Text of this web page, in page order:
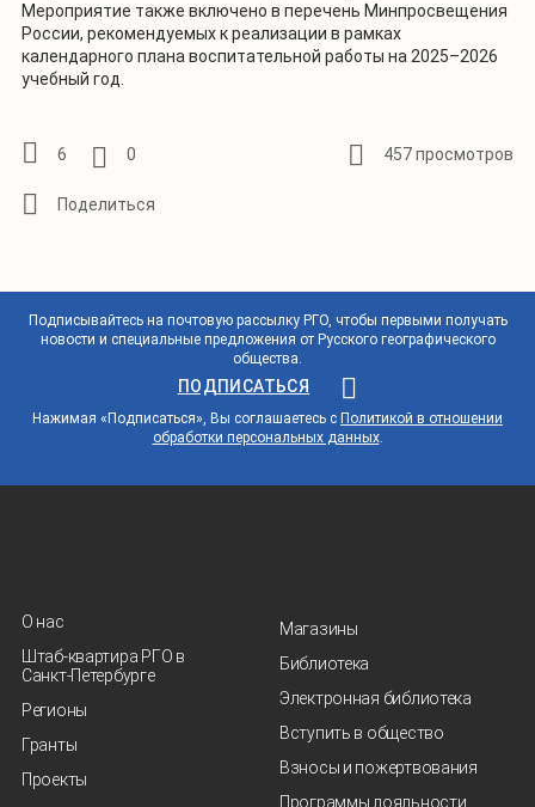
Мероприятие также включено в перечень Минпросвещения
России, рекомендуемых к реализации в рамках
календарного плана воспитательной работы на 2025–2026
учебный год.
6 0 457 просмотров
Подписывайтесь на почтовую рассылку РГО, чтобы первыми получать
новости и специальные предложения от Русского географического
общества.
ПОДПИСАТЬСЯ
Нажимая «Подписаться», Вы соглашаетесь с Политикой в отношении
обработки персональных данных.
О нас
Штаб-квартира РГО в
Санкт‑Петербурге
Регионы
Гранты
Проекты
Магазины
Библиотека
Электронная библиотека
Вступить в общество
Взносы и пожертвования
Программы лояльности